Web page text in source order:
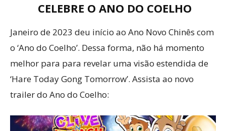
CELEBRE O ANO DO COELHO
Janeiro de 2023 deu início ao Ano Novo Chinês com
o ‘Ano do Coelho’. Dessa forma, não há momento
melhor para para revelar uma visão estendida de
‘Hare Today Gong Tomorrow’. Assista ao novo
trailer do Ano do Coelho: